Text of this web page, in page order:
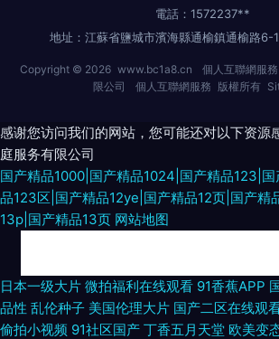
電話：1572237**
地址：江蘇省鹽城市濱海縣通榆鎮通榆路6-
Copyright © 2026 www.bc1a8.cn 個人互聯網服務
限公司
個人互聯網服務 版權所有
感谢您访问我们的网站，您可能还对以下资源
庭服务有限公司
国产精品1000|国产精品1024|国产精品123|
品123区|国产精品12ye|国产精品12页|国产精
13p|国产精品13页 网站地图
网 免费a级 五月天色色播 91操网址 91在线丝袜 国产
日本一级大片 微拍福利在线观看 91香蕉APP
品性 乱伦种子 美国伦理大片 国产二区在线观
偷拍小视频 91社区国产 丁香五月天堂 欧美变